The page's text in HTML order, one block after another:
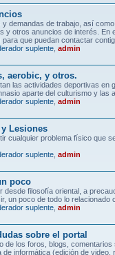
y demandas de trabajo, así
y otros anuncios de interés. En
que puedan contactar
suplente admin
aerobic, y otros.
las actividades deportivas en
aparte del culturismo y las
suplente admin
Lesiones
cualquier problema físico que
suplente admin
poco
desde filosofía oriental, a
un poco de todo lo relacionado
suplente admin
sobre el portal
de los foros, blogs,
de informática (edición de video,